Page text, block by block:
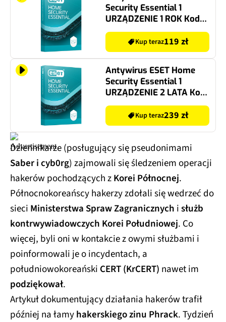
Security Essential 1
URZĄDZENIE 1 ROK Kod
aktywacyjny
Kup teraz119 zł
Antywirus ESET Home
Security Essential 1
URZĄDZENIE 2 LATA Kod
aktywacyjny
Kup teraz239 zł
Dziennikarze (posługujący się pseudonimami
Saber i cyb0rg) zajmowali się śledzeniem operacji
hakerów pochodzących zKorei Północnej.
Północnokoreańscy hakerzy zdołali się wedrzeć do
sieci Ministerstwa Spraw Zagranicznych isłużb
kontrwywiadowczych Korei Południowej. Co
więcej, byli oni w kontakcie z owymi służbami i
poinformowali je o incydentach, a
południowokoreański CERT (KrCERT) nawet im
podziękował.
Artykuł dokumentujący działania hakerów trafił
później na łamyhakerskiego zinu Phrack. Tydzień